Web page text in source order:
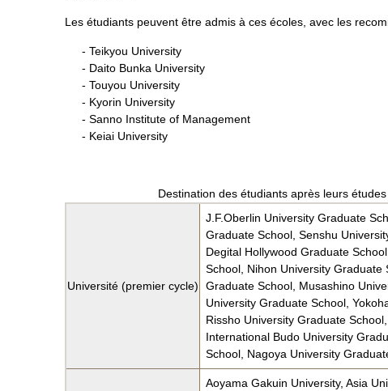
Les étudiants peuvent être admis à ces écoles, avec les
Teikyou University
Daito Bunka University
Touyou University
Kyorin University
Sanno Institute of Management
Keiai University
Destination des étudiants après leurs
Université (premier cycle)
J.F.Oberlin University Graduate
Graduate School, Senshu
Degital Hollywood Graduate
School, Nihon University Graduate
Graduate School, Musashino
University Graduate School,
Rissho University Graduate
International Budo University
School, Nagoya University
Aoyama Gakuin University, Asia